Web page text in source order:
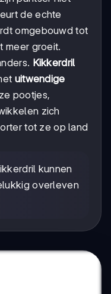
de echte
omgebouwd tot
meer groeit.
Kikkerdril
uitwendige
pootjes,
zich
tot ze op land
kunnen
overleven